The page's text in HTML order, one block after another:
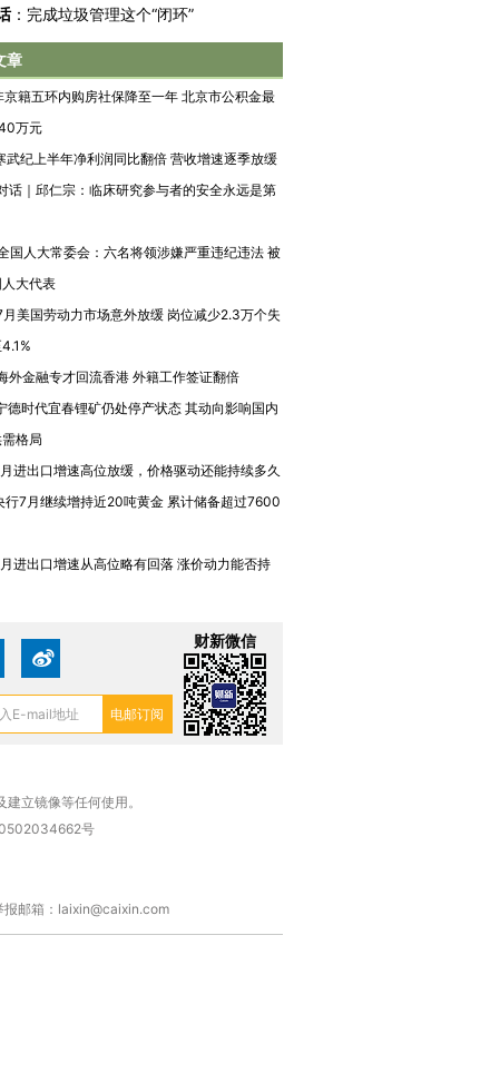
育部长拱下台
届链博
链”接产
【特别呈现】寻找100种
有意思的生活方式·第三对
CFO：不靠规模取胜，华
住三大增长引擎是什么？
： 完成垃圾管理这个“闭环”
章
京籍五环内购房社保降至一年 北京市公积金最
万元
武纪上半年净利润同比翻倍 营收增速逐季放缓
话｜邱仁宗：临床研究参与者的安全永远是第
国人大常委会：六名将领涉嫌严重违纪违法 被
大代表
月美国劳动力市场意外放缓 岗位减少2.3万个失
外金融专才回流香港 外籍工作签证翻倍
德时代宜春锂矿仍处停产状态 其动向影响国内
格局
进出口增速高位放缓，价格驱动还能持续多久
行7月继续增持近20吨黄金 累计储备超过7600
进出口增速从高位略有回落 涨价动力能否持
财新微信
立镜像等任何使用。
号
邮箱：laixin@caixin.com